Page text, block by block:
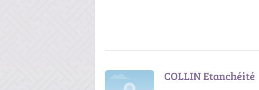
COLLIN Etanchéité